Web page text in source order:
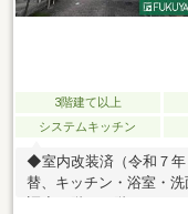
3階建て以上
システムキッチン
◆室内改装済（令和７年
替、キッチン・浴室・洗